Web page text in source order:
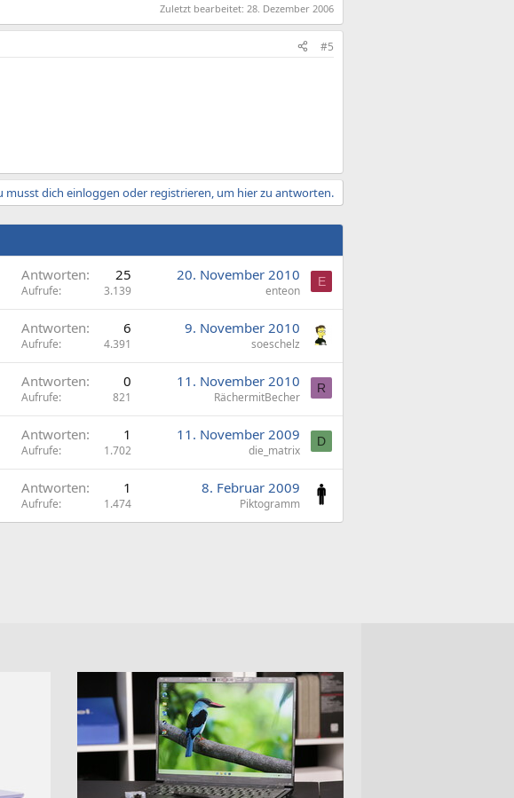
Zuletzt bearbeitet: 28. Dezember 2006
#5
musst dich einloggen oder registrieren, um hier zu antworten.
Antworten 25
Aufrufe 3.139
20. November 2010
enteon
E
Antworten 6
Aufrufe 4.391
9. November 2010
soeschelz
Antworten 0
Aufrufe 821
11. November 2010
RächermitBecher
R
Antworten 1
Aufrufe 1.702
11. November 2009
die_matrix
D
Antworten 1
Aufrufe 1.474
8. Februar 2009
Piktogramm